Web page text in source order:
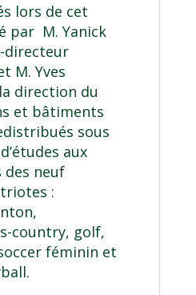
lors de cet
par M. Yanick
directeur
M. Yves
direction du
et bâtiments
sous
aux
neuf
:
country, golf,
féminin et